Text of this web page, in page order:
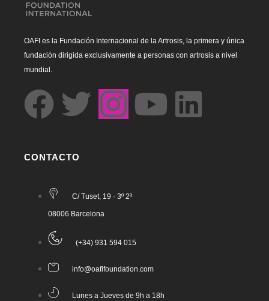
OAFI es la Fundación Internacional de la Artrosis, la primera y única
fundación dirigida exclusivamente a personas con artrosis a nivel
mundial.
CONTACTO
C/ Tuset, 19 · 3º 2ª
08006 Barcelona
(+34) 931 594 015
info@oafifoundation.com
Lunes a Jueves de 9h a 18h